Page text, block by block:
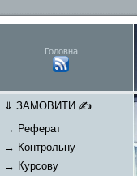
Головна
⇓ ЗАМОВИТИ ✍
→ Реферат
→ Контрольну
→ Курсову